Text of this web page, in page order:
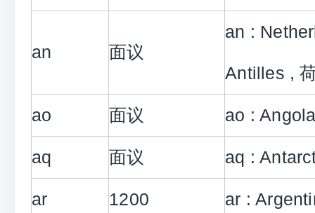
an 面议
an :
Antilles ,
ao 面议 ao :
aq 面议 aq :
ar 1200 ar :